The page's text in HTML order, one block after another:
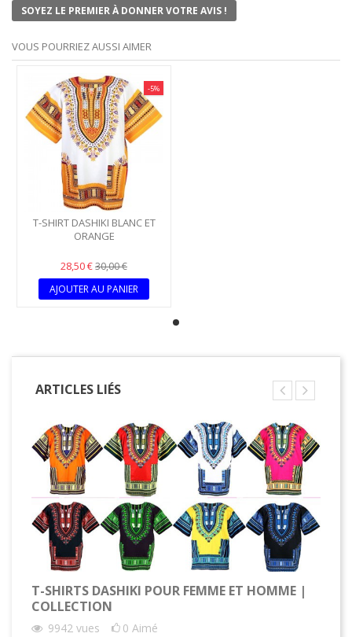
SOYEZ LE PREMIER À DONNER VOTRE AVIS !
VOUS POURRIEZ AUSSI AIMER
-5%
T-SHIRT DASHIKI BLANC ET
ORANGE
28,50 €30,00 €
AJOUTER AU PANIER
ARTICLES LIÉS
T-SHIRTS DASHIKI POUR FEMME ET HOMME |
COLLECTION
9942 vues 0 Aimé